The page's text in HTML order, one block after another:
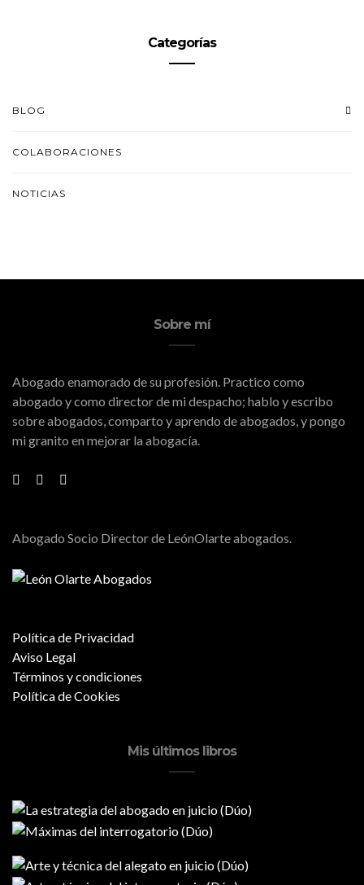
Categorías
BLOG
COLABORACIONES
NOTICIAS
Sobre mí
Abogado enamorado de su profesión. Practico como
abogado y como director de mi despacho; hablo y escribo
sobre abogados, comparto y aprendo de abogados, y pongo
mi granito en mejorar la abogacía.
Abogado Socio Director de LeónOlarte abogados.
Política de Privacidad
Aviso Legal
Términos y condiciones
Política de Cookies
Mis últimos libros